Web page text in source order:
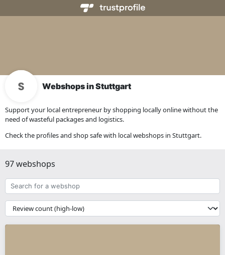
Webshops in Stuttgart
Support your local entrepreneur by shopping locally online without the
need of wasteful packages and logistics.
Check the profiles and shop safe with local webshops in Stuttgart.
97 webshops
Search
for
a
webshop
{{
__('Sort')
}}